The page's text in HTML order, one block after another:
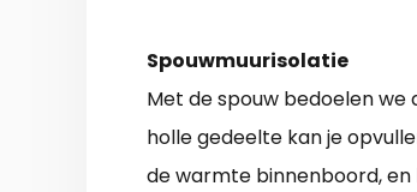
Spouwmuurisolatie
Met de spouw bedoelen we
holle gedeelte kan je
de warmte binnenboord,